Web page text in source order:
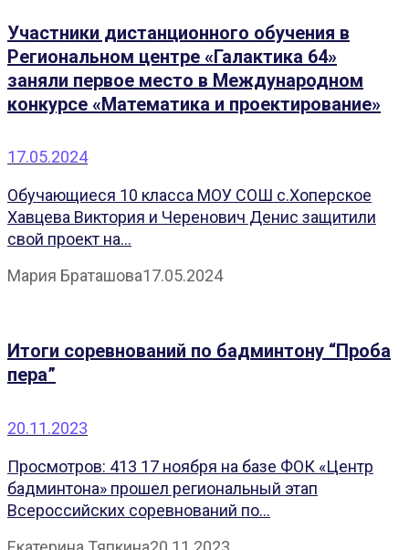
Участники дистанционного обучения в
Региональном центре «Галактика 64»
заняли первое место в Международном
конкурсе «Математика и проектирование»
17.05.2024
Обучающиеся 10 класса МОУ СОШ с.Хоперское
Хавцева Виктория и Черенович Денис защитили
свой проект на...
Мария Браташова17.05.2024
Итоги соревнований по бадминтону “Проба
пера”
20.11.2023
Просмотров: 413 17 ноября на базе ФОК «Центр
бадминтона» прошел региональный этап
Всероссийских соревнований по...